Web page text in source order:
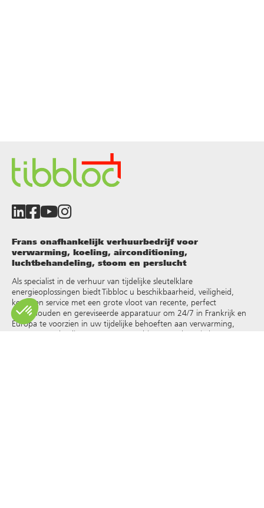
Frans onafhankelijk verhuurbedrijf voor
verwarming, koeling, airconditioning,
luchtbehandeling, stoom en perslucht
Als specialist in de verhuur van tijdelijke sleutelklare
energieoplossingen biedt Tibbloc u beschikbaarheid, veiligheid,
keuze en service met een grote vloot van recente, perfect
onderhouden en gereviseerde apparatuur om 24/7 in Frankrijk en
Europa te voorzien in uw tijdelijke behoeften aan verwarming,
warm water, koeling, stoom, oververhit water, thermische